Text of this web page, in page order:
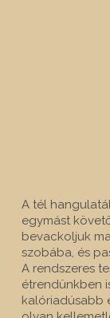
A tél
egymást
bevackoljuk
szobába, és
A rendszeres
étrendünkben
kalóriadúsabb